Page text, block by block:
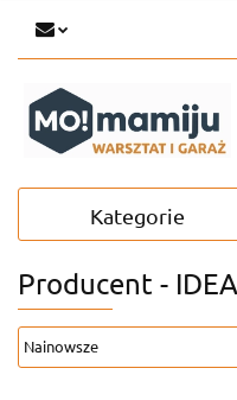
Kategorie
Producent -